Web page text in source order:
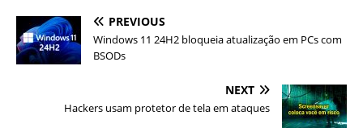
PREVIOUS
Windows 11 24H2 bloqueia atualização em PCs com
BSODs
NEXT
Hackers usam protetor de tela em ataques